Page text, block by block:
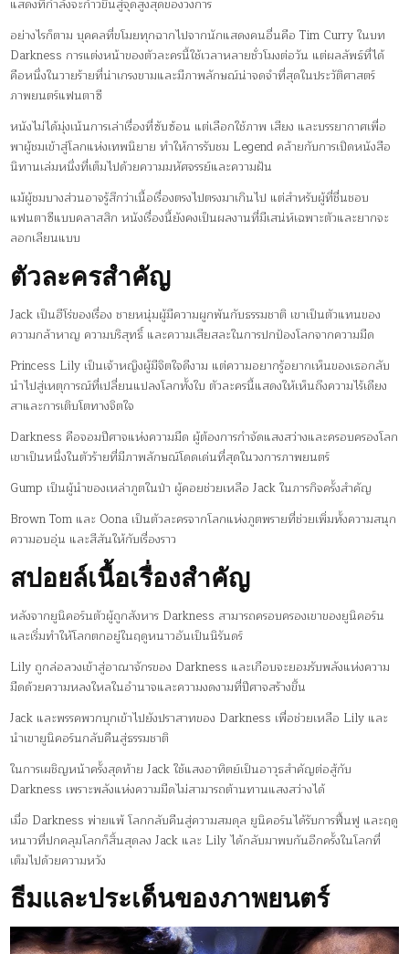
แสดงที่กำลังจะก้าวขึ้นสู่จุดสูงสุดของวงการ
อย่างไรก็ตาม บุคคลที่ขโมยทุกฉากไปจากนักแสดงคนอื่นคือ Tim Curry ในบท
Darkness การแต่งหน้าของตัวละครนี้ใช้เวลาหลายชั่วโมงต่อวัน แต่ผลลัพธ์ที่ได้
คือหนึ่งในวายร้ายที่น่าเกรงขามและมีภาพลักษณ์น่าจดจำที่สุดในประวัติศาสตร์
ภาพยนตร์แฟนตาซี
หนังไม่ได้มุ่งเน้นการเล่าเรื่องที่ซับซ้อน แต่เลือกใช้ภาพ เสียง และบรรยากาศเพื่อ
พาผู้ชมเข้าสู่โลกแห่งเทพนิยาย ทำให้การรับชม Legend คล้ายกับการเปิดหนังสือ
นิทานเล่มหนึ่งที่เต็มไปด้วยความมหัศจรรย์และความฝัน
แม้ผู้ชมบางส่วนอาจรู้สึกว่าเนื้อเรื่องตรงไปตรงมาเกินไป แต่สำหรับผู้ที่ชื่นชอบ
แฟนตาซีแบบคลาสสิก หนังเรื่องนี้ยังคงเป็นผลงานที่มีเสน่ห์เฉพาะตัวและยากจะ
ลอกเลียนแบบ
ตัวละครสำคัญ
Jack เป็นฮีโร่ของเรื่อง ชายหนุ่มผู้มีความผูกพันกับธรรมชาติ เขาเป็นตัวแทนของ
ความกล้าหาญ ความบริสุทธิ์ และความเสียสละในการปกป้องโลกจากความมืด
Princess Lily เป็นเจ้าหญิงผู้มีจิตใจดีงาม แต่ความอยากรู้อยากเห็นของเธอกลับ
นำไปสู่เหตุการณ์ที่เปลี่ยนแปลงโลกทั้งใบ ตัวละครนี้แสดงให้เห็นถึงความไร้เดียง
สาและการเติบโตทางจิตใจ
Darkness คือจอมปีศาจแห่งความมืด ผู้ต้องการกำจัดแสงสว่างและครอบครองโลก
เขาเป็นหนึ่งในตัวร้ายที่มีภาพลักษณ์โดดเด่นที่สุดในวงการภาพยนตร์
Gump เป็นผู้นำของเหล่าภูตในป่า ผู้คอยช่วยเหลือ Jack ในภารกิจครั้งสำคัญ
Brown Tom และ Oona เป็นตัวละครจากโลกแห่งภูตพรายที่ช่วยเพิ่มทั้งความสนุก
ความอบอุ่น และสีสันให้กับเรื่องราว
สปอยล์เนื้อเรื่องสำคัญ
หลังจากยูนิคอร์นตัวผู้ถูกสังหาร Darkness สามารถครอบครองเขาของยูนิคอร์น
และเริ่มทำให้โลกตกอยู่ในฤดูหนาวอันเป็นนิรันดร์
Lily ถูกล่อลวงเข้าสู่อาณาจักรของ Darkness และเกือบจะยอมรับพลังแห่งความ
มืดด้วยความหลงใหลในอำนาจและความงดงามที่ปีศาจสร้างขึ้น
Jack และพรรคพวกบุกเข้าไปยังปราสาทของ Darkness เพื่อช่วยเหลือ Lily และ
นำเขายูนิคอร์นกลับคืนสู่ธรรมชาติ
ในการเผชิญหน้าครั้งสุดท้าย Jack ใช้แสงอาทิตย์เป็นอาวุธสำคัญต่อสู้กับ
Darkness เพราะพลังแห่งความมืดไม่สามารถต้านทานแสงสว่างได้
เมื่อ Darkness พ่ายแพ้ โลกกลับคืนสู่ความสมดุล ยูนิคอร์นได้รับการฟื้นฟู และฤดู
หนาวที่ปกคลุมโลกก็สิ้นสุดลง Jack และ Lily ได้กลับมาพบกันอีกครั้งในโลกที่
เต็มไปด้วยความหวัง
ธีมและประเด็นของภาพยนตร์